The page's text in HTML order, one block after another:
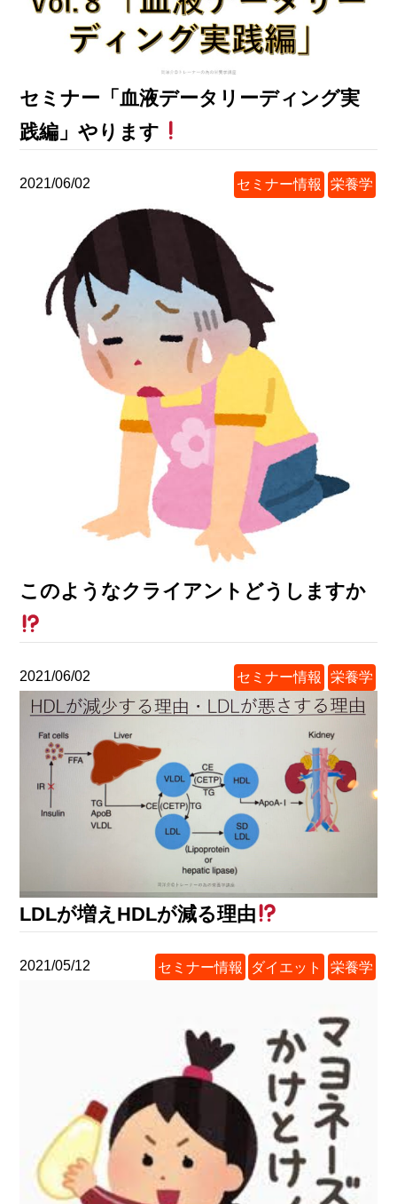
セミナー「血液データリーディング実
践編」やります
2021/06/02 セミナー情報 栄養学
このようなクライアントどうしますか
2021/06/02 セミナー情報 栄養学
LDLが増えHDLが減る理由
2021/05/12 セミナー情報 ダイエット 栄養学